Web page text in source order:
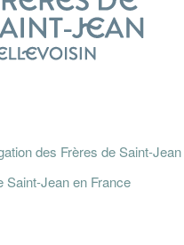
des Frères de Saint-Jean
Saint-Jean en France